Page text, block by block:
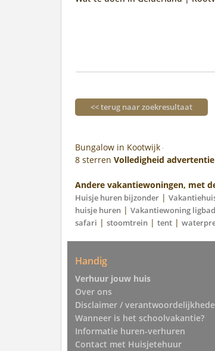
<< terug naar zoekresultaat
Bungalow in Kootwijk
8 sterren Volledigheid advertentie
Andere vakantiewoningen, met
Huisje huren bijzonder |
huisje huren | Vakantiewoning ligbad
safari | stoomtrein | tent |
Handig
Verhuur jouw huis
Over ons
Disclaimer /
Wanneer is het schoolvakantie?
Informatie huren-verhuren
Contact met Huisjetehuur